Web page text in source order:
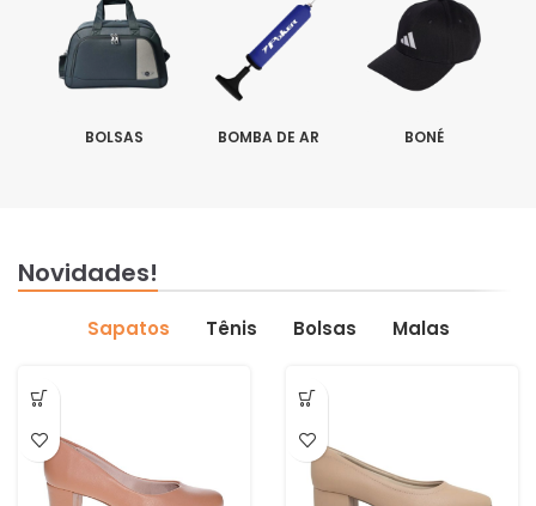
BOLSAS BOMBA DE AR BONÉ
Novidades!
Sapatos Tênis Bolsas Malas